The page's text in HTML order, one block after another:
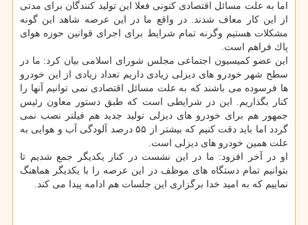
اما به علت مسائل اقتصادی كنونی فعلا این تولید كنندگان برای مدتی
از این كار معاف شدند. در واقع ما در این عرصه شاهد این گونه
مشكلات هستیم وگرنه تمام شرایط برای اجرای قوانین حوزه هوای
پاك فراهم است.
این عضو كمیسیون اجتماعی مجلس شورای اسلامی بیان كرد: ما در
سطح شهر خودرو های دیزلی زیادی داریم تعداد زیادی از این خودرو
ها فرسوده می باشند كه به علت مسائل اقتصادی نمی توانیم آنها را
كنار بگذاریم. این در شرایطی است كه طبق دستور معاون رئیس
جمهور هم برای خودرو های دیزلی تولید جدید هم فیلتر نصب نمی
گردد اما باید دقت كنیم كه بیشتر از ۵۵ درصد آلودگی آب و هوایی به
علت همین خودرو های دیزلی است.
او در آخر افزود: ما در این نشست در كنار یكدیگر جمع شدیم تا
بتوانیم تمام دستگاه های موظف در این عرصه را با یكدیگر هماهنگ
نماییم كه به امید خدا برگزاری این جلسات هم ادامه پیدا می كند.